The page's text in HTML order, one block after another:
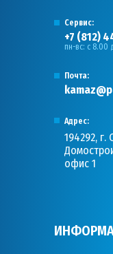
Сервис:
+7 (812)
пн-вс: с 8.00
Почта:
Адрес:
194292, г.
офис 1